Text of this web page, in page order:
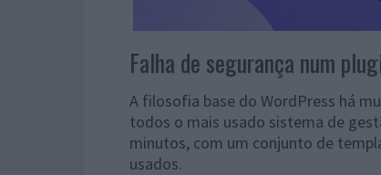
Falha de segurança num
A filosofia base do WordPress há
todos o mais usado sistema de
minutos, com um conjunto de
usados.